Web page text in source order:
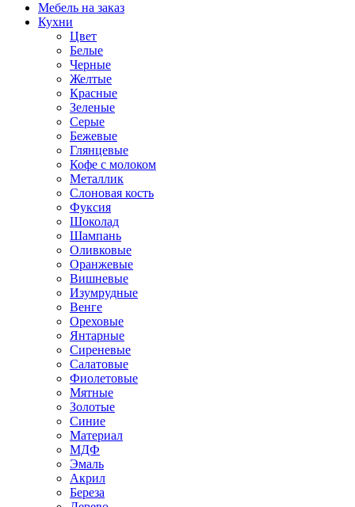
Мебель на заказ
Кухни
Цвет
Белые
Черные
Желтые
Красные
Зеленые
Серые
Бежевые
Глянцевые
Кофе с молоком
Металлик
Слоновая кость
Фуксия
Шоколад
Шампань
Оливковые
Оранжевые
Вишневые
Изумрудные
Венге
Ореховые
Янтарные
Сиреневые
Салатовые
Фиолетовые
Мятные
Золотые
Синие
Материал
МДФ
Эмаль
Акрил
Береза